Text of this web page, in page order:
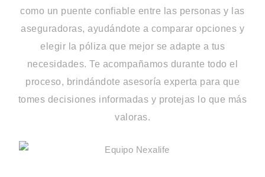
como un puente confiable entre las personas y las
aseguradoras, ayudándote a comparar opciones y
elegir la póliza que mejor se adapte a tus
necesidades. Te acompañamos durante todo el
proceso, brindándote asesoría experta para que
tomes decisiones informadas y protejas lo que más
valoras.